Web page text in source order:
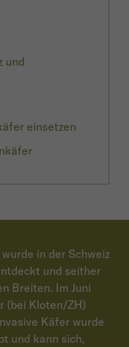
und
einsetzen
wurde in der Schweiz
und seither
Breiten. Im Juni
(bei Kloten/ZH)
Käfer wurde
und kann sich,